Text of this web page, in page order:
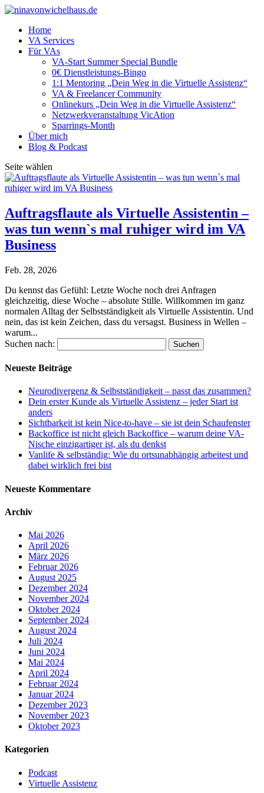
Home
VA Services
Für VAs
VA-Start Summer Special Bundle
0€ Dienstleistungs-Bingo
1:1 Mentoring „Dein Weg in die Virtuelle Assistenz“
VA & Freelancer Community
Onlinekurs „Dein Weg in die Virtuelle Assistenz“
Netzwerkveranstaltung VicAtion
Sparrings-Month
Über mich
Blog & Podcast
Seite wählen
Auftragsflaute als Virtuelle Assistentin –
was tun wenn`s mal ruhiger wird im VA
Business
Feb. 28, 2026
Du kennst das Gefühl: Letzte Woche noch drei Anfragen
gleichzeitig, diese Woche – absolute Stille. Willkommen im ganz
normalen Alltag der Selbstständigkeit als Virtuelle Assistentin. Und
nein, das ist kein Zeichen, dass du versagst. Business in Wellen –
warum...
Suchen nach:
Neueste Beiträge
Neurodivergenz & Selbstständigkeit – passt das zusammen?
Dein erster Kunde als Virtuelle Assistenz – jeder Start ist
anders
Sichtbarkeit ist kein Nice-to-have – sie ist dein Schaufenster
Backoffice ist nicht gleich Backoffice – warum deine VA-
Nische einzigartiger ist, als du denkst
Vanlife & selbständig: Wie du ortsunabhängig arbeitest und
dabei wirklich frei bist
Neueste Kommentare
Archiv
Mai 2026
April 2026
März 2026
Februar 2026
August 2025
Dezember 2024
November 2024
Oktober 2024
September 2024
August 2024
Juli 2024
Juni 2024
Mai 2024
April 2024
Februar 2024
Januar 2024
Dezember 2023
November 2023
Oktober 2023
Kategorien
Podcast
Virtuelle Assistenz